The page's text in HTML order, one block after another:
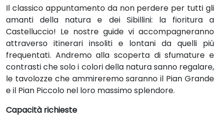
Il classico appuntamento da non perdere per tutti gli
amanti della natura e dei Sibillini: la fioritura a
Castelluccio! Le nostre guide vi accompagneranno
attraverso itinerari insoliti e lontani da quelli più
frequentati. Andremo alla scoperta di sfumature e
contrasti che solo i colori della natura sanno regalare,
le tavolozze che ammireremo saranno il Pian Grande
e il Pian Piccolo nel loro massimo splendore.
Capacità richieste